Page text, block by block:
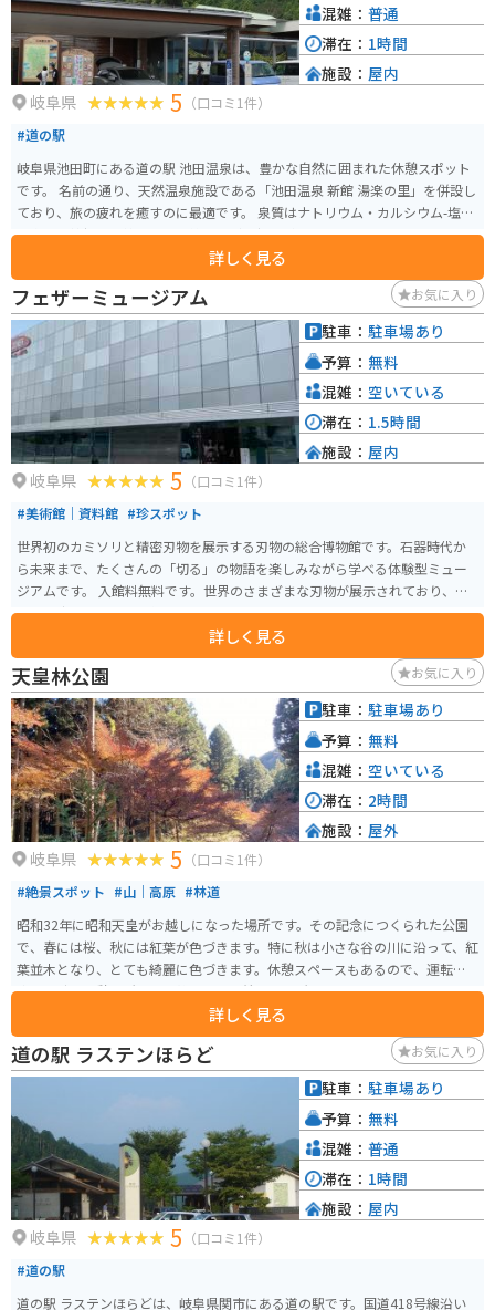
る場所です。ドライブやツーリングの際には、ぜひ立ち寄ってみてくださ
い。
岐阜県 5 （口コミ1件）
#道の駅
岐阜県池田町にある道の駅 池田温泉は、豊かな自然に囲まれた休憩スポット
です。 名前の通り、天然温泉施設である「池田温泉 新館 湯楽の里」を併設し
ており、旅の疲れを癒すのに最適です。 泉質はナトリウム・カルシウム-塩化
物泉で、神経痛や筋肉痛、関節痛などに効果があるとされています。 また、
地元の農産物直売所では、新鮮な野菜や果物、特産品などを購入することが
できます。 特に、池田町は富有柿の産地として知られており、秋には旬の甘
い柿を味わうことができます。 バイクで訪れる場合、道の駅には広々とした
駐車場が完備されているので安心です。 周辺には、池田山麓を走る快適なワ
インディングロードがあり、ツーリングにもおすすめです。 道の駅を起点
に、自然豊かな景色を楽しみながら、岐阜県池田町の魅力を満喫してみてく
ださい。
詳しく見る
混雑： 普通
滞在： 1時間
施設： 屋内
フェザーミュージアム お気に入り
岐阜県 5 （口コミ1件）
#美術館｜資料館 #珍スポット
世界初のカミソリと精密刃物を展示する刃物の総合博物館です。石器時代か
ら未来まで、たくさんの「切る」の物語を楽しみながら学べる体験型ミュー
ジアムです。 入館料無料です。世界のさまざまな刃物が展示されており、ゲ
ームに出てくるような剣もありました。子連れでも、そうでなくてもしっか
詳しく見る
駐車： 駐車場あり
予算： 無料
混雑： 空いている
滞在： 1.5時間
施設： 屋内
天皇林公園 お気に入り
岐阜県 5 （口コミ1件）
#絶景スポット #山｜高原 #林道
昭和32年に昭和天皇がお越しになった場所です。その記念につくられた公園
で、春には桜、秋には紅葉が色づきます。特に秋は小さな谷の川に沿って、紅
葉並木となり、とても綺麗に色づきます。休憩スペースもあるので、運転に
疲れた時の休憩場所として静かで落ち着ける場所です。
詳しく見る
駐車： 駐車場あり
予算： 無料
混雑： 空いている
滞在： 2時間
施設： 屋外
道の駅 ラステンほらど お気に入り
岐阜県 5 （口コミ1件）
#道の駅
道の駅 ラステンほらどは、岐阜県関市にある道の駅です。国道418号線沿い
駐車： 駐車場あり
予算： 無料
混雑： 普通
滞在： 1時間
施設： 屋内